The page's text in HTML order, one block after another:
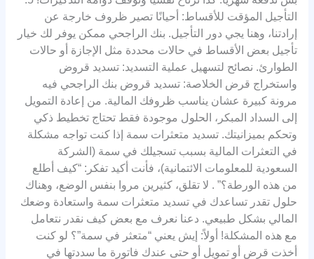
التأجيل المؤقت للأقساط: أحيانًا تصير ظروف خارجة عن
إرادتنا، وهنا يجي دور التأجيل. بنك الراجحي ممكن يوفر لك خيار
تأجيل بعض الأقساط في حالات محددة مثل الإجازة أو حالات
الطوارئ. نصائح لتسهيل عملية التسديد: تسديد قروض
واستخراج قرض الخلاصة: تسديد قروض بنك الراجحي فيه
مرونة كبيرة عشان يناسب ظروفك المالية. من إعادة التمويل
إلى السداد المبكر، الحلول موجودة فقط تحتاج تخطيط ذكي
وتحكم بميزانيتك. تسديد متعثرات سمة إذا كنت تواجه مشكلة
في التعثرات المالية بسبب تسجيلك في سمة (الشركة
السعودية للمعلومات الائتمانية)، فأنت أكيد تفكر: “كيف أطلع
من هذه الورطة؟” . لا تقلق، كثيرين مروا بنفس الوضع، وهناك
حلول تقدر تساعدك في تسديد متعثرات سمة واستعادة وضعك
المالي بشكل طبيعي. دعنا نعرف مع بعض كيف نقدر نتعامل
مع هذه المشكلة! أولاً: إيش يعني “متعثر في سمة”؟ لو كنت
أخذت قرض أو تمويل أو حتى عندك فاتورة ما سددتها في